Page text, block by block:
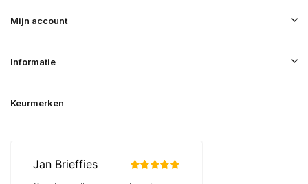
Mijn account
Informatie
Keurmerken